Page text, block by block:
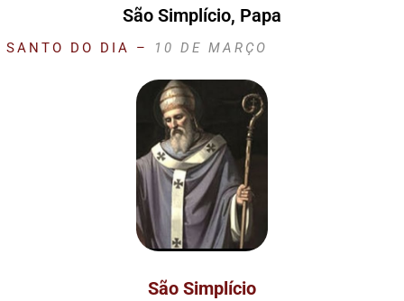
São Simplício, Papa
SANTO DO DIA – 10 DE MARÇO
São Simplício